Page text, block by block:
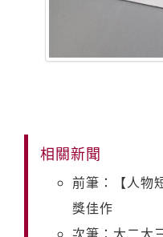
相關新聞
前筆：【人物
獎佳作